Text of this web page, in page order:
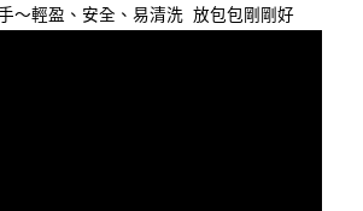
～輕盈、安全、易清洗 放包包剛剛好